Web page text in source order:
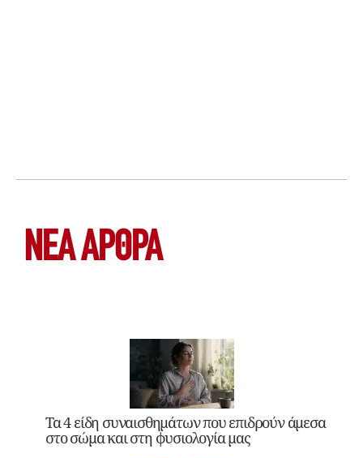
ΝΕΑ ΆΡΘΡΑ
Τα 4 είδη συναισθημάτων που επιδρούν άμεσα
στο σώμα και στη φυσιολογία μας